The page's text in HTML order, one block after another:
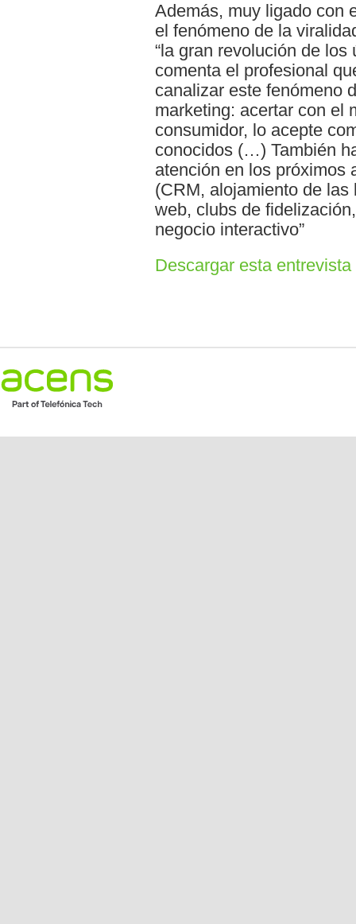
Además, muy ligado con
el fenómeno de la
“la gran revolución de los
comenta el profesional
canalizar este fenómeno
marketing: acertar con el
consumidor, lo acepte
conocidos (…) También
atención en los próximos
(CRM, alojamiento de
web, clubs de
negocio interactivo”
Descargar esta